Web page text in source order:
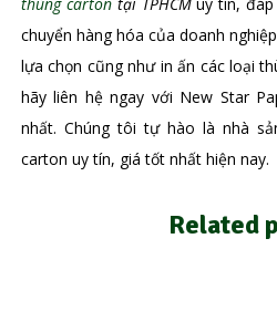
thùng cartontại TPHCMuy tín, đáp
chuyển hàng hóa của doanh
lựa chọn cũng như in ấn các loại
hãy liên hệ ngay với New Star
nhất. Chúng tôi tự hào là nhà
carton uy tín, giá tốt nhất hiện nay.
Related